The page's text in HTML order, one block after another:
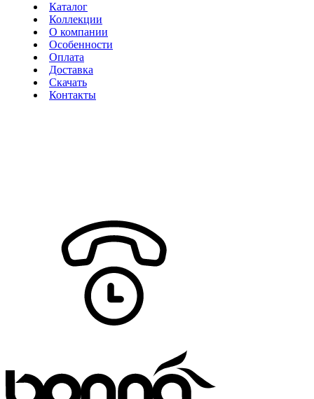
Каталог
Коллекции
О компании
Особенности
Оплата
Доставка
Скачать
Контакты